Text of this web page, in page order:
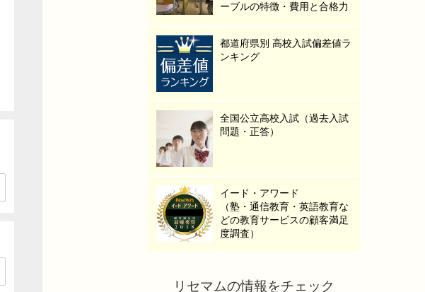
ーブルの特徴・費用と合格力
都道府県別 高校入試偏差値ラ
ンキング
全国公立高校入試（過去入試
問題・正答）
イード・アワード
（塾・通信教育・英語教育な
どの教育サービスの顧客満足
度調査）
リセマムの情報をチェック